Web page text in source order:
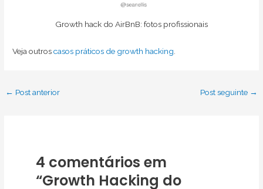
Growth hack do AirBnB: fotos profissionais
Veja outroscasos práticos de growth hacking
Post
← Post anterior Post seguinte →
4 comentários em
“Growth Hacking do